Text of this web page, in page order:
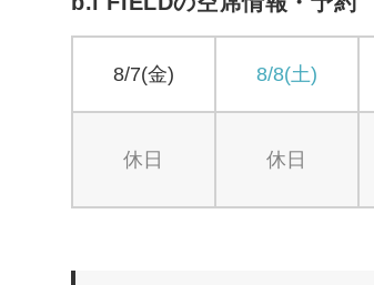
8/7(金)
休日
8/8(土)
休日